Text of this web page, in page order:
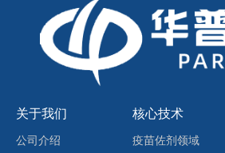
关于我们
公司介绍 疫苗佐剂领域
核心技术